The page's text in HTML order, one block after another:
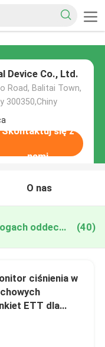
Device Co., Ltd.
Road, Balitai Town,
300350,Chiny
Skontaktuj się z
nami
O nas
Chiny Monitor ciśnienia w drogach oddechowych (40)
ciśnienia w
ETT dla